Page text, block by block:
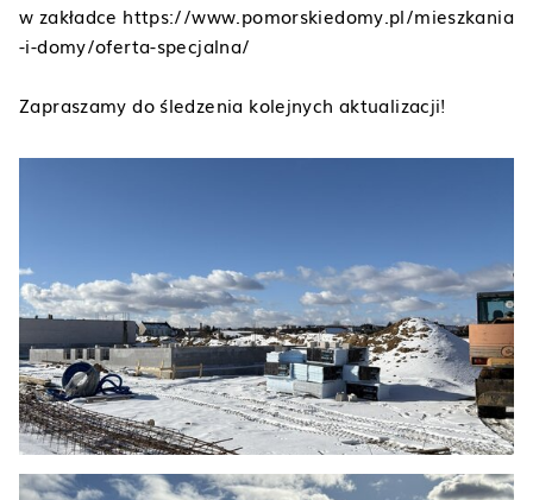
w zakładce https://www.pomorskiedomy.pl/mieszkania
-i-domy/oferta-specjalna/
Zapraszamy do śledzenia kolejnych aktualizacji!